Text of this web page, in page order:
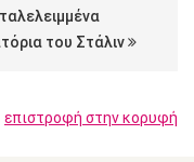
του Στάλιν
επιστροφή στην κορυφή